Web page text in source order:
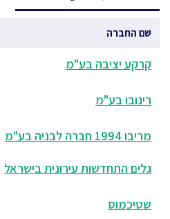
שם החברה
קרקע יציבה בע"מ
רינובו בע"מ
מריבו 1994 חברה לבניה בע"מ
גלים התחדשות עירונית בישראל
שטיכמוס